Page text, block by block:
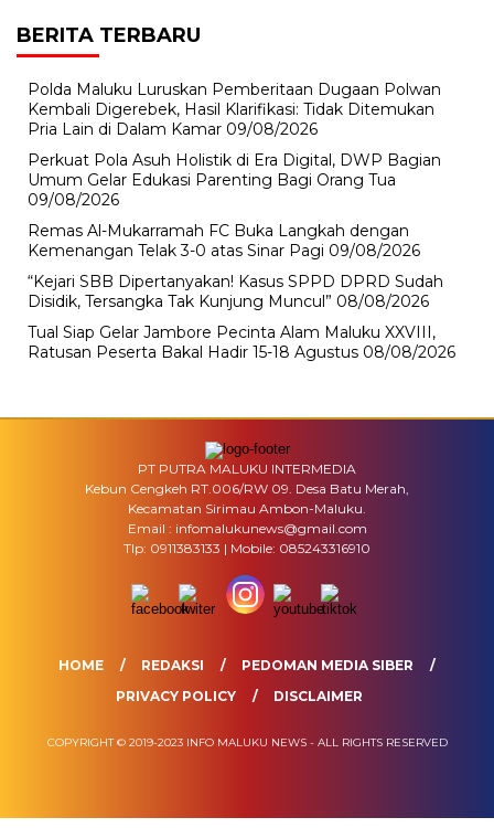
BERITA TERBARU
Polda Maluku Luruskan Pemberitaan Dugaan Polwan
Kembali Digerebek, Hasil Klarifikasi: Tidak Ditemukan
Pria Lain di Dalam Kamar 09/08/2026
Perkuat Pola Asuh Holistik di Era Digital, DWP Bagian
Umum Gelar Edukasi Parenting Bagi Orang Tua
09/08/2026
Remas Al-Mukarramah FC Buka Langkah dengan
Kemenangan Telak 3-0 atas Sinar Pagi 09/08/2026
“Kejari SBB Dipertanyakan! Kasus SPPD DPRD Sudah
Disidik, Tersangka Tak Kunjung Muncul” 08/08/2026
Tual Siap Gelar Jambore Pecinta Alam Maluku XXVIII,
Ratusan Peserta Bakal Hadir 15-18 Agustus 08/08/2026
PT PUTRA MALUKU INTERMEDIA
Kebun Cengkeh RT.006/RW 09. Desa Batu Merah,
Kecamatan Sirimau Ambon-Maluku.
Email : infomalukunews@gmail.com
Tlp: 0911383133 | Mobile: 085243316910
HOME REDAKSI
PEDOMAN MEDIA SIBER
PRIVACY POLICY
DISCLAIMER
COPYRIGHT © 2019-2023 INFO MALUKU NEWS - ALL RIGHTS RESERVED